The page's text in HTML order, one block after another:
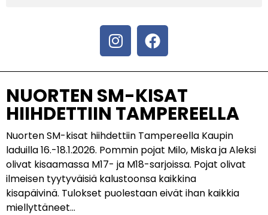
NUORTEN SM-KISAT
HIIHDETTIIN TAMPEREELLA
Nuorten SM-kisat hiihdettiin Tampereella Kaupin
laduilla 16.-18.1.2026. Pommin pojat Milo, Miska ja Aleksi
olivat kisaamassa M17- ja M18-sarjoissa. Pojat olivat
ilmeisen tyytyväisiä kalustoonsa kaikkina
kisapäivinä. Tulokset puolestaan eivät ihan kaikkia
miellyttäneet…